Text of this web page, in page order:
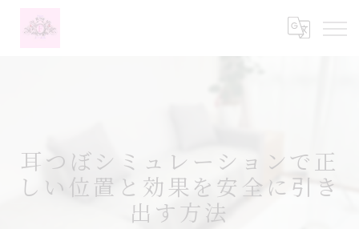
耳つぼシミュレーションで正
しい位置と効果を安全に引き
出す方法